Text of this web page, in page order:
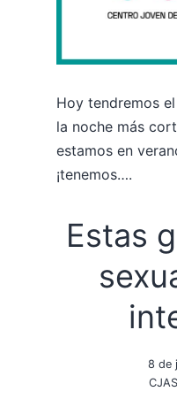
Hoy tendremos
la noche más
estamos en
¡tenemos….
Estas
8 de
CJAS